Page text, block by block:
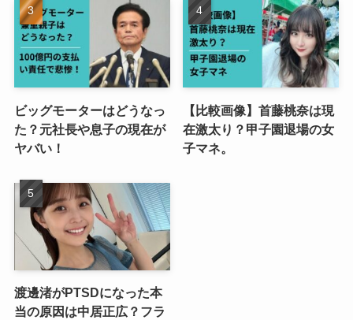
ビッグモーターはどうなっ
た？元社長や息子の現在が
ヤバい！
【比較画像】首藤桃奈は現
在激太り？甲子園退場の女
子マネ。
渡邊渚がPTSDになった本
当の原因は中居正広？フラ